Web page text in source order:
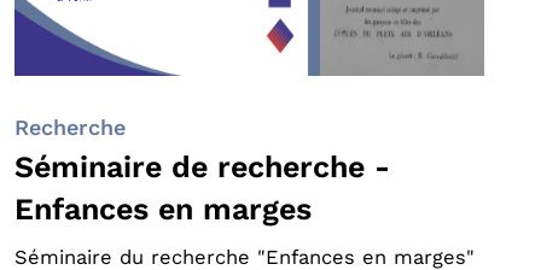
Recherche
Séminaire de recherche -
Enfances en marges
Séminaire du recherche "Enfances en marges"